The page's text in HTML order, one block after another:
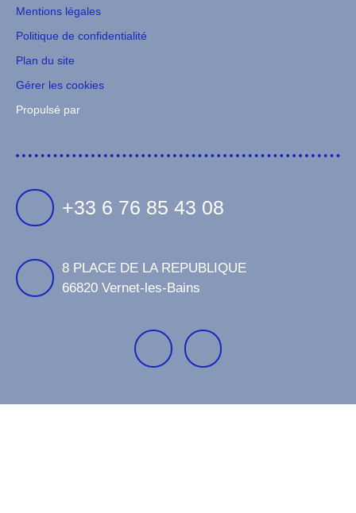
Mentions légales
Politique de confidentialité
Plan du site
Gérer les cookies
Propulsé par
+33 6 76 85 43 08
8 PLACE DE LA REPUBLIQUE
66820 Vernet-les-Bains